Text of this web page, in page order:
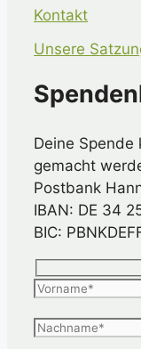
Kontakt
Unsere
Deine Spende
gemacht
Postbank
IBAN: DE 34
BIC: